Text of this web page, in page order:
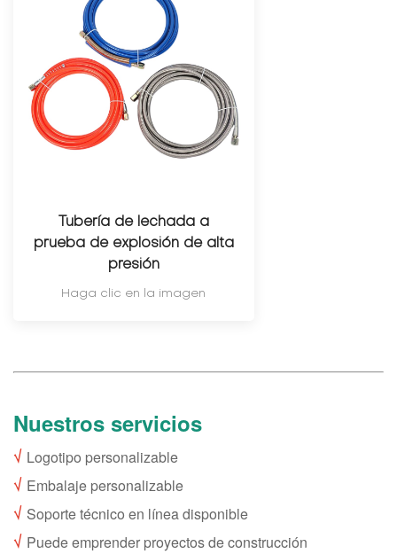
Tubería de lechada a
prueba de explosión de alta
presión
Haga clic en la imagen
Nuestros servicios
√ Logotipo personalizable
√ Embalaje personalizable
√ Soporte técnico en línea disponible
√ Puede emprender proyectos de construcción